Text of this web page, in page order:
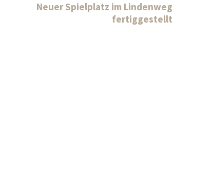
Neuer Spielplatz im Lindenweg
fertiggestellt